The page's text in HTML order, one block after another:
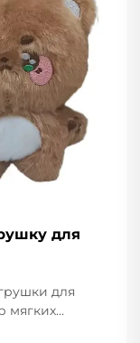
для
для
мягких